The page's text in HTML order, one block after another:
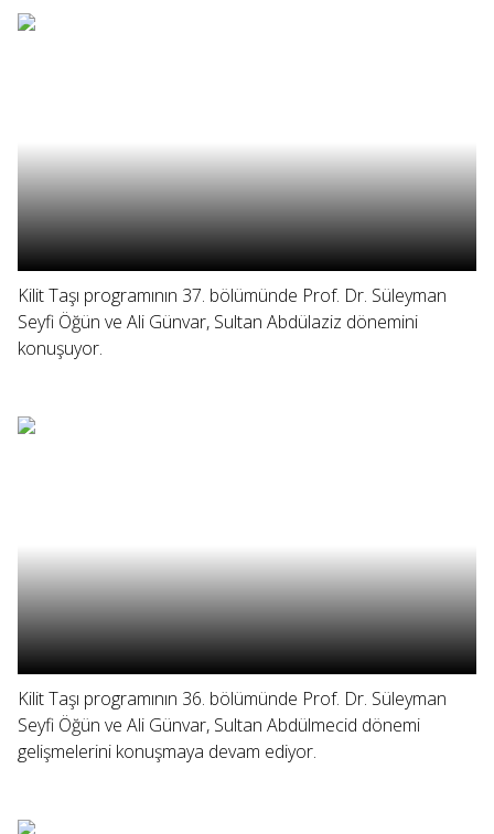
Kilit Taşı programının 37. bölümünde Prof. Dr. Süleyman
Seyfi Öğün ve Ali Günvar, Sultan Abdülaziz dönemini
konuşuyor.
Kilit Taşı programının 36. bölümünde Prof. Dr. Süleyman
Seyfi Öğün ve Ali Günvar, Sultan Abdülmecid dönemi
gelişmelerini konuşmaya devam ediyor.